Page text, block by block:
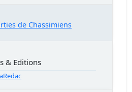
de Chassimiens
& Editions